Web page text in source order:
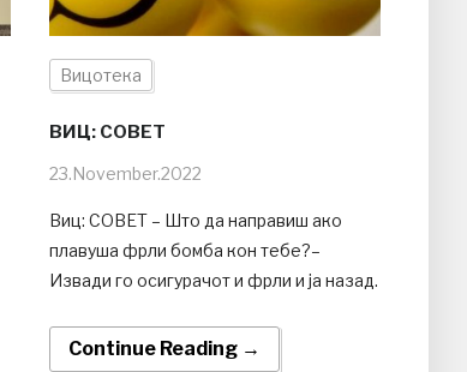
Вицотека
ВИЦ: СОВЕТ
23.November.2022
Виц: СОВЕТ – Што да направиш ако
плавуша фрли бомба кон тебе?–
Извади го осигурачот и фрли и ја назад.
Continue Reading →